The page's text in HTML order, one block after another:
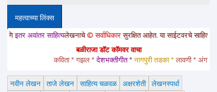
महत्वाच्या लिंक्स
अवांतर साहित्यलेखनाचे© सर्वाधिकारसुरक्षित आहेत. या साईटवरचे साहित्य इतरांना
बळीराजा डॉट कॉमवर वाचा
कविता * गझल * देशभक्तीगीत * नागपुरी तडका * लावणी * अंगाईगीत
नवीन लेखन ताजे लेखन साहित्य चळवळ अक्षरशेती लेखनस्पर्धा